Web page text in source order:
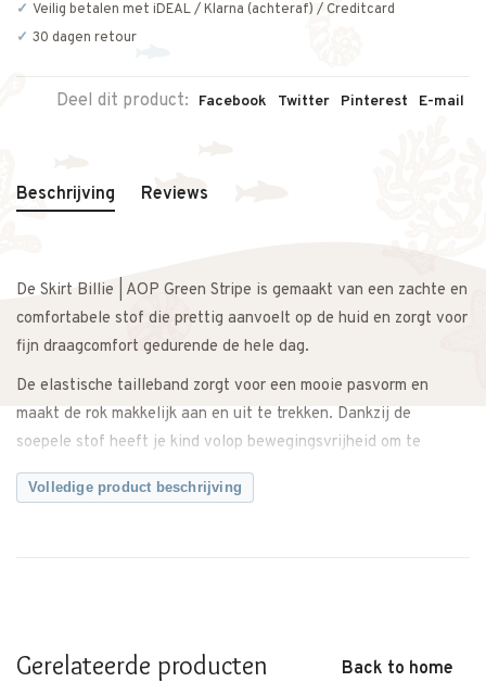
Veilig betalen met iDEAL / Klarna (achteraf) / Creditcard
30 dagen retour
Deel dit product: Facebook Twitter Pinterest E-mail
Beschrijving Reviews
De Skirt Billie | AOP Green Stripe is gemaakt van een zachte en
comfortabele stof die prettig aanvoelt op de huid en zorgt voor
fijn draagcomfort gedurende de hele dag.
De elastische tailleband zorgt voor een mooie pasvorm en
maakt de rok makkelijk aan en uit te trekken. Dankzij de
soepele stof heeft je kind volop bewegingsvrijheid om te
spelen, dansen en ontdekken.
De AOP Green Stripe print geeft de rok een frisse, zomerse
meisjesgarderobe.
Volledige product beschrijving
Gerelateerde producten Back to home